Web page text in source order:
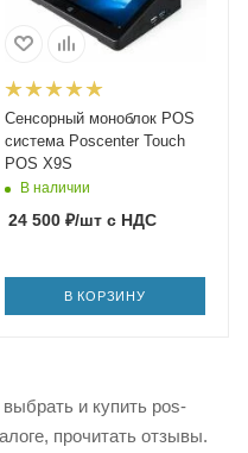
Сенсорный моноблок POS
система Poscenter Touch
POS X9S
В наличии
24 500₽/штс НДС
В КОРЗИНУ
и купить pos-
прочитать отзывы.